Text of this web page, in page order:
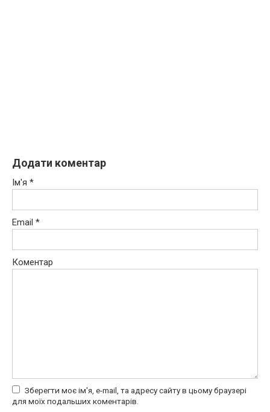
Додати коментар
Ім'я *
Email *
Коментар
Зберегти моє ім'я, e-mail, та адресу сайту в цьому браузері
для моїх подальших коментарів.